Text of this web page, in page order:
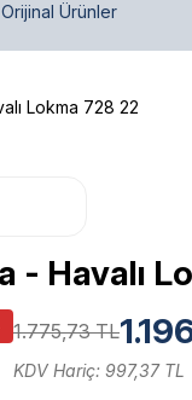
Ürünler
Lokma 728 22
- Havalı
1.775,73 TL
KDV Hariç: 997,37 TL